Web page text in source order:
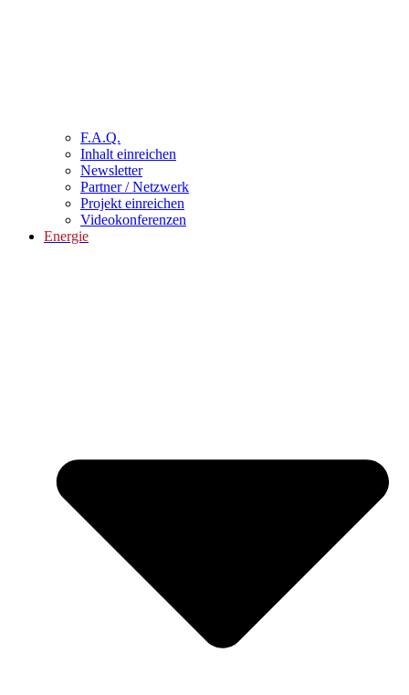
F.A.Q.
Inhalt einreichen
Newsletter
Partner / Netzwerk
Projekt einreichen
Videokonferenzen
Energie